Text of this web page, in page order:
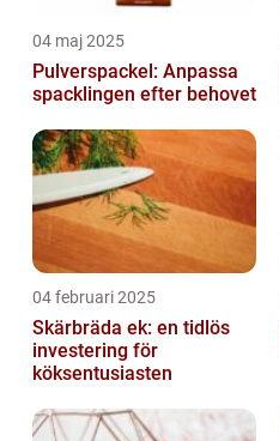
04 maj 2025
Pulverspackel: Anpassa
spacklingen efter behovet
04 februari 2025
Skärbräda ek: en tidlös
investering för
köksentusiasten